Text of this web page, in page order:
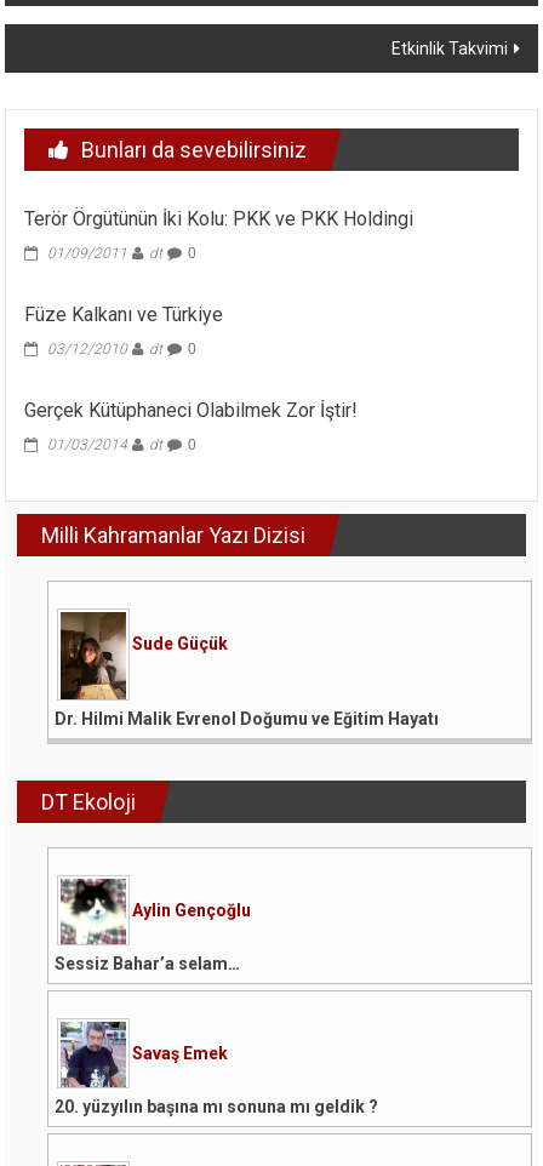
dolaşımı
Etkinlik Takvimi
Bunları da sevebilirsiniz
Terör Örgütünün İki Kolu: PKK ve PKK Holdingi
01/09/2011 dt 0
Füze Kalkanı ve Türkiye
03/12/2010 dt 0
Gerçek Kütüphaneci Olabilmek Zor İştir!
01/03/2014 dt 0
Milli Kahramanlar Yazı Dizisi
Sude Güçük
Dr. Hilmi Malik Evrenol Doğumu ve Eğitim Hayatı
DT Ekoloji
Aylin Gençoğlu
Sessiz Bahar’a selam…
Savaş Emek
20. yüzyılın başına mı sonuna mı geldik ?